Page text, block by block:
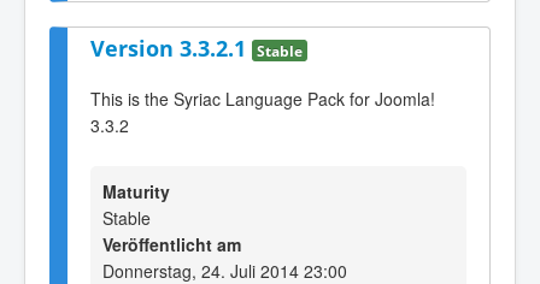
Version 3.3.2.1 Stable
This is the Syriac Language Pack for Joomla!
3.3.2
Maturity
Stable
Veröffentlicht am
Donnerstag, 24. Juli 2014 23:00